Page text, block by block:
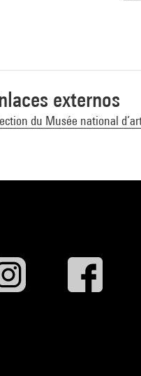
externos
du Musée national